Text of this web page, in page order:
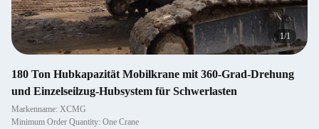
1/1
180 Ton Hubkapazität Mobilkrane mit 360-Grad-Drehung
und Einzelseilzug-Hubsystem für Schwerlasten
Markenname: XCMG
Minimum Order Quantity: One Crane